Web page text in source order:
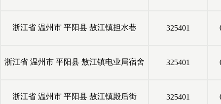
浙江省 温州市 平阳县 敖江镇担水巷 325401
浙江省 温州市 平阳县 敖江镇电业局宿舍 325401
浙江省 温州市 平阳县 敖江镇殿后街 325401